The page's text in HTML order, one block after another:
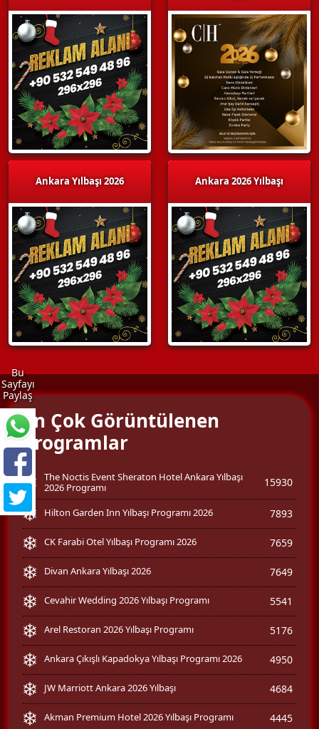
Ankara Yılbaşı 2026 Ankara 2026 Yılbaşı
Bu
Sayfayı
Paylaş
En Çok Görüntülenen
Programlar
The Noctis Event Sheraton Hotel Ankara Yılbaşı
2026 Programı
15930
Hilton Garden Inn Yılbaşı Programı 2026 7893
CK Farabi Otel Yılbaşı Programı 2026 7659
Divan Ankara Yılbaşı 2026 7649
Cevahir Wedding 2026 Yılbaşı Programı 5541
Arel Restoran 2026 Yılbaşı Programı 5176
Ankara Çıkışlı Kapadokya Yılbaşı Programı 2026 4950
JW Marriott Ankara 2026 Yılbaşı 4684
Akman Premium Hotel 2026 Yılbaşı Programı 4445